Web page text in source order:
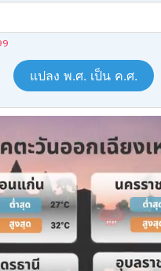
แปลง พ.ศ. เป็น ค.ศ.